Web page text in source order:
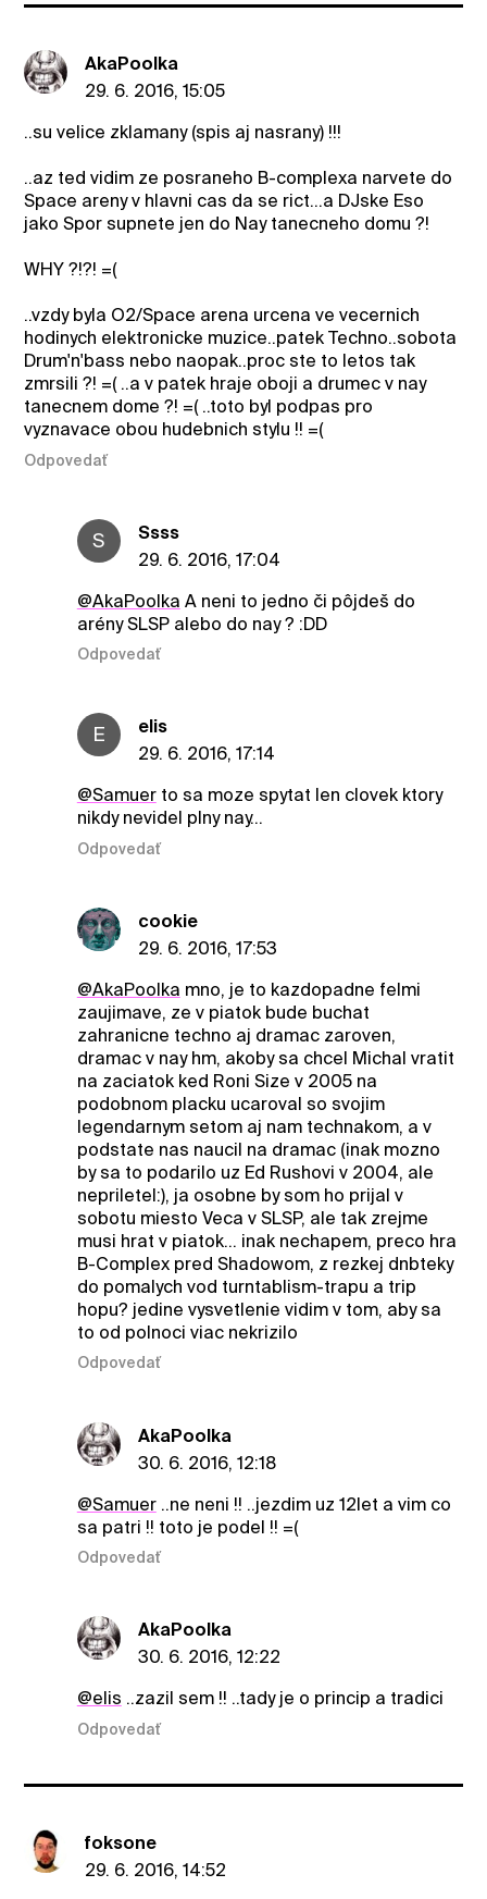
AkaPoolka
29. 6. 2016, 15:05
..su velice zklamany (spis aj nasrany) !!!
..az ted vidim ze posraneho B-complexa narvete do
Space areny v hlavni cas da se rict...a DJske Eso
jako Spor supnete jen do Nay tanecneho domu ?!
WHY ?!?! =(
..vzdy byla O2/Space arena urcena ve vecernich
hodinych elektronicke muzice..patek Techno..sobota
Drum'n'bass nebo naopak..proc ste to letos tak
zmrsili ?! =( ..a v patek hraje oboji a drumec v nay
tanecnem dome ?! =( ..toto byl podpas pro
vyznavace obou hudebnich stylu !! =(
Odpovedať
S
Ssss
29. 6. 2016, 17:04
@AkaPoolka A neni to jedno či pôjdeš do
arény SLSP alebo do nay ? :DD
Odpovedať
E
elis
29. 6. 2016, 17:14
@Samuerto sa moze spytat len clovek ktory
nikdy nevidel plny nay...
Odpovedať
cookie
29. 6. 2016, 17:53
@AkaPoolka mno, je to kazdopadne felmi
zaujimave, ze v piatok bude buchat
zahranicne techno aj dramac zaroven,
dramac v nay hm, akoby sa chcel Michal vratit
na zaciatok ked Roni Size v 2005 na
podobnom placku ucaroval so svojim
legendarnym setom aj nam technakom, a v
podstate nas naucil na dramac (inak mozno
by sa to podarilo uz Ed Rushovi v 2004, ale
nepriletel:), ja osobne by som ho prijal v
sobotu miesto Veca v SLSP, ale tak zrejme
musi hrat v piatok... inak nechapem, preco hra
B-Complex pred Shadowom, z rezkej dnbteky
do pomalych vod turntablism-trapu a trip
hopu? jedine vysvetlenie vidim v tom, aby sa
to od polnoci viac nekrizilo
Odpovedať
AkaPoolka
30. 6. 2016, 12:18
@Samuer..ne neni !! ..jezdim uz 12let a vim co
sa patri !! toto je podel !! =(
Odpovedať
AkaPoolka
30. 6. 2016, 12:22
@elis ..zazil sem !! ..tady je o princip a tradici
Odpovedať
foksone
29. 6. 2016, 14:52